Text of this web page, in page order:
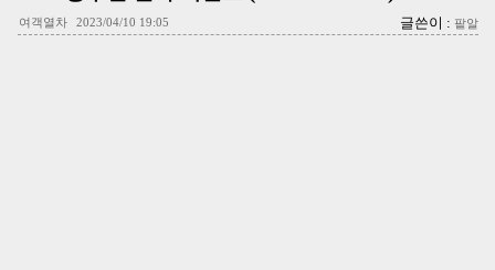
여객열차 2023/04/10 19:05 글쓴이 : 팥알